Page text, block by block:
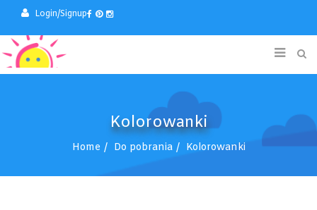
Login/Signup
Kolorowanki
Home Do pobrania Kolorowanki